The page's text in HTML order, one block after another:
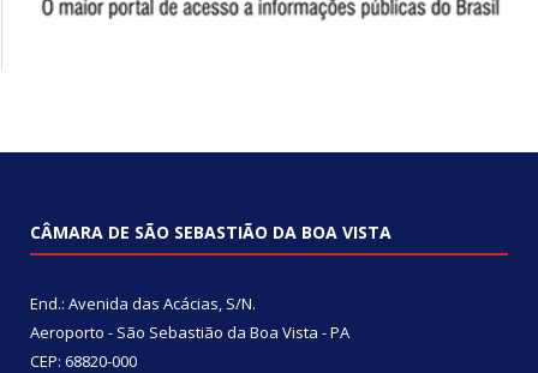
CÂMARA DE SÃO SEBASTIÃO DA BOA VISTA
End.: Avenida das Acácias, S/N.
Aeroporto - São Sebastião da Boa Vista - PA
CEP: 68820-000